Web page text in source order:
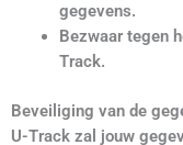
gegevens.
Bezwaar tegen
Track.
Beveiliging van de
U-Track zal jouw